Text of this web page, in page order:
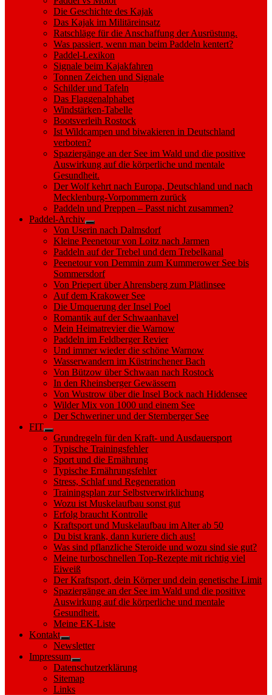
Die Geschichte des Kajak
Das Kajak im Militäreinsatz
Ratschläge für die Anschaffung der Ausrüstung.
Was passiert, wenn man beim Paddeln kentert?
Paddel-Lexikon
Signale beim Kajakfahren
Tonnen Zeichen und Signale
Schilder und Tafeln
Das Flaggenalphabet
Windstärken-Tabelle
Bootsverleih Rostock
Ist Wildcampen und biwakieren in Deutschland
verboten?
Spaziergänge an der See im Wald und die positive
Auswirkung auf die körperliche und mentale
Gesundheit.
Der Wolf kehrt nach Europa, Deutschland und nach
Mecklenburg-Vorpommern zurück
Paddeln und Preppen – Passt nicht zusammen?
Paddel-Archiv
Show
sub
menu
Von Userin nach Dalmsdorf
Kleine Peenetour von Loitz nach Jarmen
Paddeln auf der Trebel und dem Trebelkanal
Peenetour von Demmin zum Kummerower See bis
Sommersdorf
Von Priepert über Ahrensberg zum Plätlinsee
Auf dem Krakower See
Die Umquerung der Insel Poel
Romantik auf der Schwaanhavel
Mein Heimatrevier die Warnow
Paddeln im Feldberger Revier
Und immer wieder die schöne Warnow
Wasserwandern im Küstrinchener Bach
Von Bützow über Schwaan nach Rostock
In den Rheinsberger Gewässern
Von Wustrow über die Insel Bock nach Hiddensee
Wilder Mix von 1000 und einem See
Der Schweriner und der Sternberger See
FIT
Show
sub
menu
Grundregeln für den Kraft- und Ausdauersport
Typische Trainingsfehler
Sport und die Ernährung
Typische Ernährungsfehler
Stress, Schlaf und Regeneration
Trainingsplan zur Selbstverwirklichung
Wozu ist Muskelaufbau sonst gut
Erfolg braucht Kontrolle
Kraftsport und Muskelaufbau im Alter ab 50
Du bist krank, dann kuriere dich aus!
Was sind pflanzliche Steroide und wozu sind sie gut?
Meine turboschnellen Top-Rezepte mit richtig viel
Eiweiß
Der Kraftsport, dein Körper und dein genetische Limit
Spaziergänge an der See im Wald und die positive
Auswirkung auf die körperliche und mentale
Gesundheit.
Meine EK-Liste
Kontakt
Show
sub
menu
Newsletter
Impressum
Show
sub
menu
Datenschutzerklärung
Sitemap
Links